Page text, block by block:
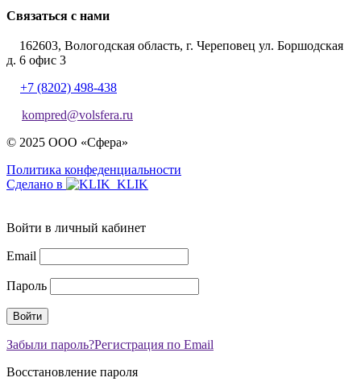
Связаться с нами
162603, Вологодская область, г. Череповец ул. Боршодская
д. 6 офис 3
+7 (8202) 498-438
kompred@volsfera.ru
© 2025 ООО «Сфера»
Политика конфеденциальности
Сделано в
Войти в личный кабинет
Email
Пароль
Забыли пароль?Регистрация по Email
Восстановление пароля